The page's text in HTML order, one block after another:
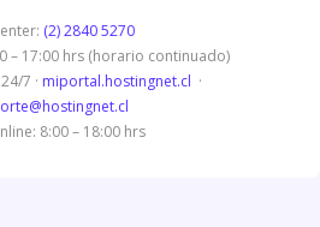
(2) 2840 5270
– 17:00 hrs (horario continuado)
7 · miportal.hostingnet.cl ·
8:00 – 18:00 hrs